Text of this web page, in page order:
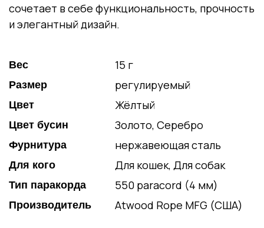
сочетает в себе функциональность, прочность
и элегантный дизайн.
Вес 15 г
Размер регулируемый
Цвет Жёлтый
Цвет бусин Золото, Серебро
Фурнитура нержавеющая сталь
Для кого Для кошек, Для собак
Тип паракорда 550 paracord (4 мм)
Производитель Atwood Rope MFG (США)